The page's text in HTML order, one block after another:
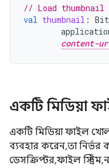
// Load
val thumbnail :
content-
একটি মিডিয়া
একটি মিডিয়া ফাইল
ব্যবহার করেন, তা নির্ভর
ডেসক্রিপ্টর, ফাইল